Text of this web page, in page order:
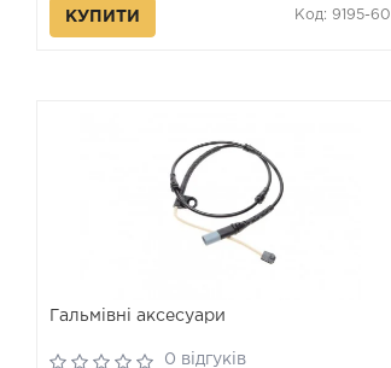
КУПИТИ Код: 9195-60
Гальмівні аксесуари
0 відгуків